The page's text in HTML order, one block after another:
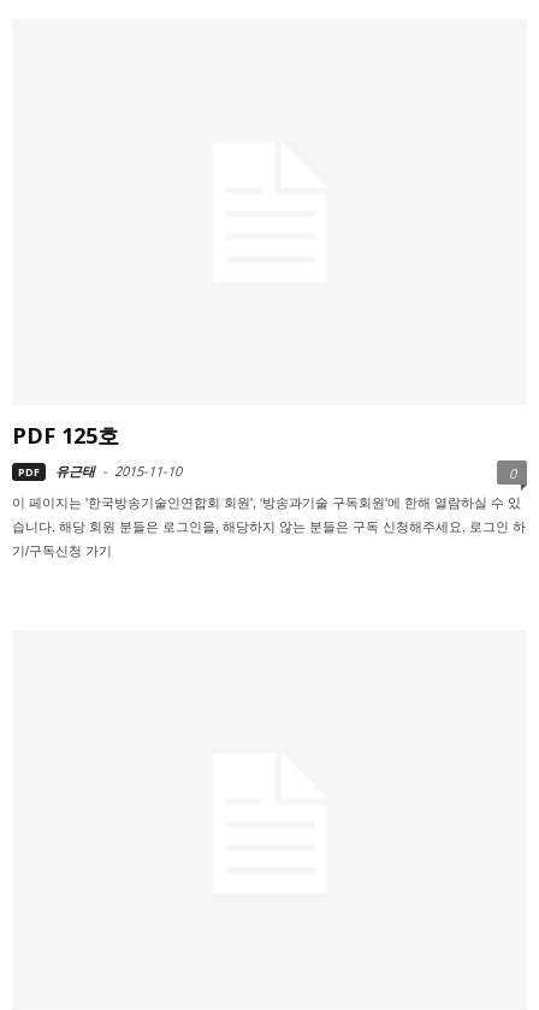
PDF 125호
PDF 유근태 - 2015-11-10 0
이 페이지는 '한국방송기술인연합회 회원', ‘방송과기술 구독회원'에 한해 열람하실 수 있
습니다. 해당 회원 분들은 로그인을, 해당하지 않는 분들은 구독 신청해주세요. 로그인 하
기/구독신청 가기